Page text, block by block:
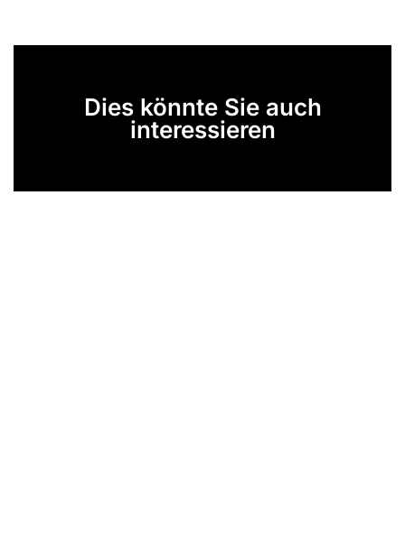
Dies könnte Sie auch
interessieren